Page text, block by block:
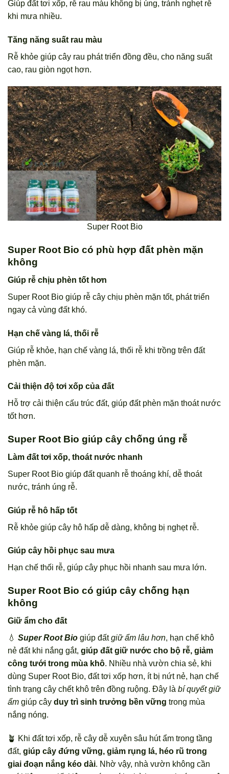
Giúp đất tơi xốp, rễ rau màu không bị úng, tránh nghẹt rễ
khi mưa nhiều.
Tăng năng suất rau màu
Rễ khỏe giúp cây rau phát triển đồng đều, cho năng suất
cao, rau giòn ngọt hơn.
Super Root Bio
Super Root Bio có phù hợp đất phèn mặn
không
Giúp rễ chịu phèn tốt hơn
Super Root Bio giúp rễ cây chịu phèn mặn tốt, phát triển
ngay cả vùng đất khó.
Hạn chế vàng lá, thối rễ
Giúp rễ khỏe, hạn chế vàng lá, thối rễ khi trồng trên đất
phèn mặn.
Cải thiện độ tơi xốp của đất
Hỗ trợ cải thiện cấu trúc đất, giúp đất phèn mặn thoát nước
tốt hơn.
Super Root Bio giúp cây chống úng rễ
Làm đất tơi xốp, thoát nước nhanh
Super Root Bio giúp đất quanh rễ thoáng khí, dễ thoát
nước, tránh úng rễ.
Giúp rễ hô hấp tốt
Rễ khỏe giúp cây hô hấp dễ dàng, không bị nghẹt rễ.
Giúp cây hồi phục sau mưa
Hạn chế thối rễ, giúp cây phục hồi nhanh sau mưa lớn.
Super Root Bio có giúp cây chống hạn
không
Giữ ẩm cho đất
💧 Super Root Bio giúp đấtgiữ ẩm lâu hơn, hạn chế khô
nẻ đất khi nắng gắt, giúp đất giữ nước cho bộ rễ, giảm
công tưới trong mùa khô. Nhiều nhà vườn chia sẻ, khi
dùng Super Root Bio, đất tơi xốp hơn, ít bị nứt nẻ, hạn chế
tình trạng cây chết khô trên đồng ruộng. Đây là bí quyết giữ
ẩm giúp cây duy trì sinh trưởng bền vững trong mùa
nắng nóng.
🪴 Khi đất tơi xốp, rễ cây dễ xuyên sâu hút ẩm trong tầng
đất, giúp cây đứng vững, giảm rụng lá, héo rũ trong
giai đoạn nắng kéo dài. Nhờ vậy, nhà vườn không cần